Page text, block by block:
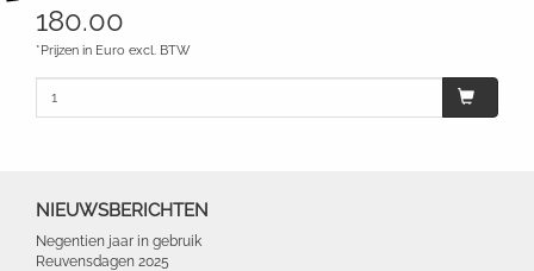
180.00
*Prijzen in Euro excl. BTW
NIEUWSBERICHTEN
Negentien jaar in gebruik
Reuvensdagen 2025